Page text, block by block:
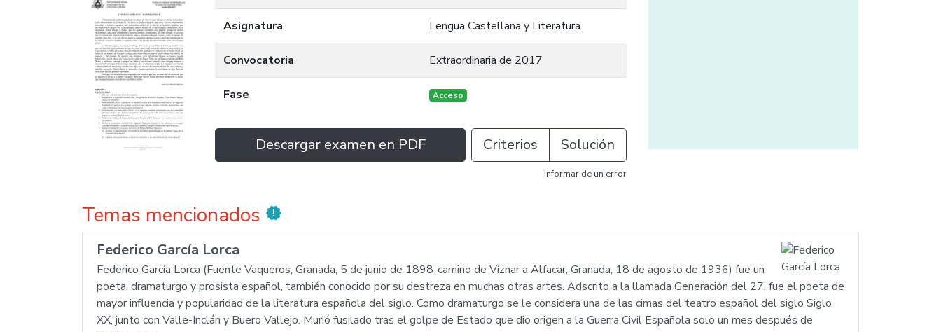
Asignatura Lengua Castellana y Literatura
Convocatoria Extraordinaria de 2017
Fase Acceso
Descargar examen en PDF Criterios Solución
Informar de un error
Temas mencionados new_releases
Federico García Lorca
Federico García Lorca (Fuente Vaqueros, Granada, 5 de junio de 1898-camino de Víznar a Alfacar, Granada, 18 de agosto de 1936) fue un
poeta, dramaturgo y prosista español, también conocido por su destreza en muchas otras artes. Adscrito a la llamada Generación del 27, fue el poeta de
mayor influencia y popularidad de la literatura española del siglo. Como dramaturgo se le considera una de las cimas del teatro español del siglo Siglo
XX, junto con Valle-Inclán y Buero Vallejo. Murió fusilado tras el golpe de Estado que dio origen a la Guerra Civil Española solo un mes después de